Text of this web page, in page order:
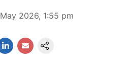
2026, 1:55 pm